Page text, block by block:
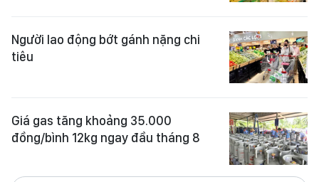
Người lao động bớt gánh nặng chi
tiêu
Giá gas tăng khoảng 35.000
đồng/bình 12kg ngay đầu tháng 8